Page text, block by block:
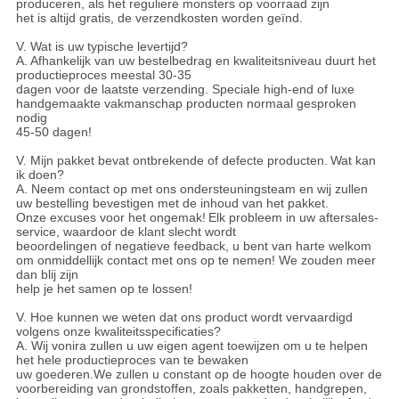
produceren, als het reguliere monsters op voorraad zijn
het is altijd gratis, de verzendkosten worden geïnd.
V. Wat is uw typische levertijd?
A. Afhankelijk van uw bestelbedrag en kwaliteitsniveau duurt het
productieproces meestal 30-35
dagen voor de laatste verzending. Speciale high-end of luxe
handgemaakte vakmanschap producten normaal gesproken
nodig
45-50 dagen!
V. Mijn pakket bevat ontbrekende of defecte producten. Wat kan
ik doen?
A. Neem contact op met ons ondersteuningsteam en wij zullen
uw bestelling bevestigen met de inhoud van het pakket.
Onze excuses voor het ongemak! Elk probleem in uw aftersales-
service, waardoor de klant slecht wordt
beoordelingen of negatieve feedback, u bent van harte welkom
om onmiddellijk contact met ons op te nemen! We zouden meer
dan blij zijn
help je het samen op te lossen!
V. Hoe kunnen we weten dat ons product wordt vervaardigd
volgens onze kwaliteitsspecificaties?
A. Wij vonira zullen u uw eigen agent toewijzen om u te helpen
het hele productieproces van te bewaken
uw goederen.We zullen u constant op de hoogte houden over de
voorbereiding van grondstoffen, zoals pakketten, handgrepen,